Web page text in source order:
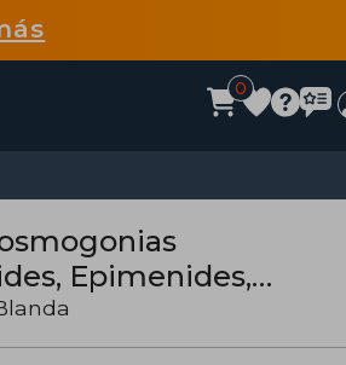
0
Epimenides,